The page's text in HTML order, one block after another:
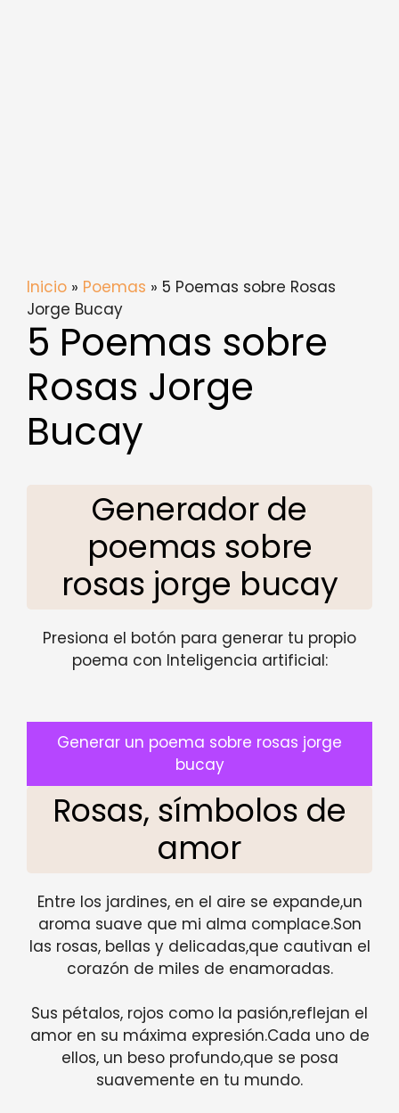
Inicio » Poemas » 5 Poemas sobre Rosas
Jorge Bucay
5 Poemas sobre
Rosas Jorge
Bucay
Generador de
poemas sobre
rosas jorge bucay
Presiona el botón para generar tu propio
poema con Inteligencia artificial:
Generar un poema sobre rosas jorge
bucay
Rosas, símbolos de
amor
Entre los jardines, en el aire se expande,un
aroma suave que mi alma complace.Son
las rosas, bellas y delicadas,que cautivan el
corazón de miles de enamoradas.
Sus pétalos, rojos como la pasión,reflejan el
amor en su máxima expresión.Cada uno de
ellos, un beso profundo,que se posa
suavemente en tu mundo.